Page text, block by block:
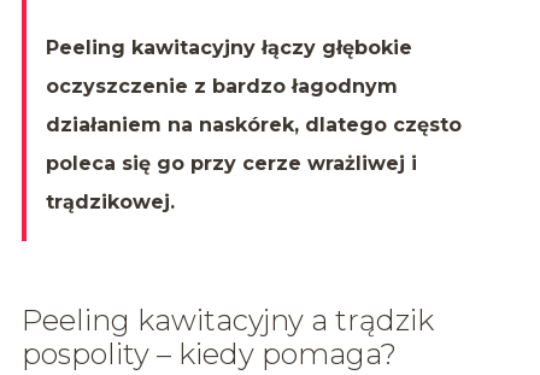
Peeling kawitacyjny łączy głębokie
oczyszczenie z bardzo łagodnym
działaniem na naskórek, dlatego często
poleca się go przy cerze wrażliwej i
trądzikowej.
Peeling kawitacyjny a trądzik
pospolity – kiedy pomaga?